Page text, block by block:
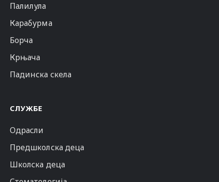
Палилула
Карабурма
Борча
Крњача
Падинска скела
СЛУЖБЕ
Одрасли
Предшколска деца
Школска деца